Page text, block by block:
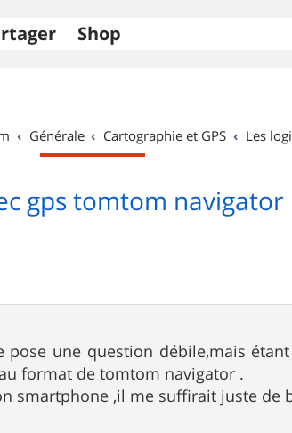
Shop
Générale Cartographie et GPS Les
gps tomtom navigator
pose une question débile,mais
format de tomtom navigator .
smartphone ,il me suffirait juste de